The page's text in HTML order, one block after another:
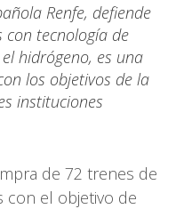
Renfe, defiende
con tecnología de
hidrógeno, es una
los objetivos de la
instituciones
de 72 trenes de
con el objetivo de